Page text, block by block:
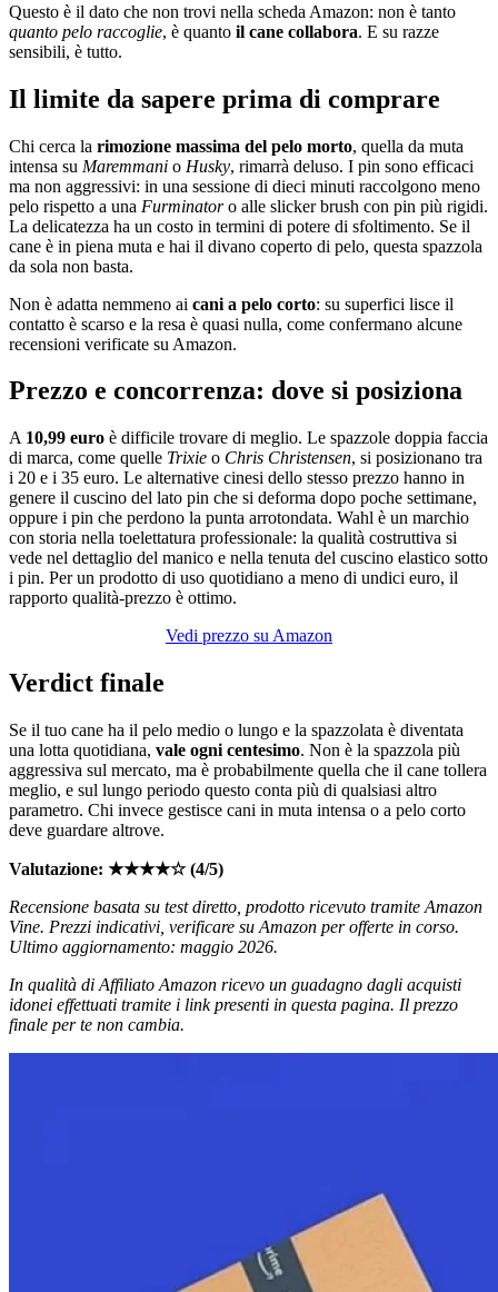
Questo è il dato che non trovi nella scheda Amazon: non è tanto
quanto pelo raccoglie, è quanto il cane collabora. E su razze
sensibili, è tutto.
Il limite da sapere prima di comprare
Chi cerca la rimozione massima del pelo morto, quella da muta
intensa su Maremmani o Husky, rimarrà deluso. I pin sono efficaci
ma non aggressivi: in una sessione di dieci minuti raccolgono meno
pelo rispetto a una Furminatoro alle slicker brush con pin più rigidi.
La delicatezza ha un costo in termini di potere di sfoltimento. Se il
cane è in piena muta e hai il divano coperto di pelo, questa spazzola
da sola non basta.
Non è adatta nemmeno ai cani a pelo corto: su superfici lisce il
contatto è scarso e la resa è quasi nulla, come confermano alcune
recensioni verificate su Amazon.
Prezzo e concorrenza: dove si posiziona
A 10,99 euro è difficile trovare di meglio. Le spazzole doppia faccia
di marca, come quelle Trixie o Chris Christensen, si posizionano tra
i 20 e i 35 euro. Le alternative cinesi dello stesso prezzo hanno in
genere il cuscino del lato pin che si deforma dopo poche settimane,
oppure i pin che perdono la punta arrotondata. Wahl è un marchio
con storia nella toelettatura professionale: la qualità costruttiva si
vede nel dettaglio del manico e nella tenuta del cuscino elastico sotto
i pin. Per un prodotto di uso quotidiano a meno di undici euro, il
rapporto qualità-prezzo è ottimo.
Vedi prezzo su Amazon
Verdict finale
Se il tuo cane ha il pelo medio o lungo e la spazzolata è diventata
una lotta quotidiana, vale ogni centesimo. Non è la spazzola più
aggressiva sul mercato, ma è probabilmente quella che il cane tollera
meglio, e sul lungo periodo questo conta più di qualsiasi altro
parametro. Chi invece gestisce cani in muta intensa o a pelo corto
deve guardare altrove.
Valutazione: ★★★★☆ (4/5)
Recensione basata su test diretto, prodotto ricevuto tramite Amazon
Vine. Prezzi indicativi, verificare su Amazon per offerte in corso.
Ultimo aggiornamento: maggio 2026.
In qualità di Affiliato Amazon ricevo un guadagno dagli acquisti
idonei effettuati tramite i link presenti in questa pagina. Il prezzo
finale per te non cambia.